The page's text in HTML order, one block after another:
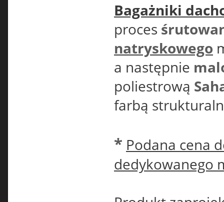
Bagażniki
proces
natryskowego
a następnie
poliestrową
farbą
* Podana cena
dedykowanego